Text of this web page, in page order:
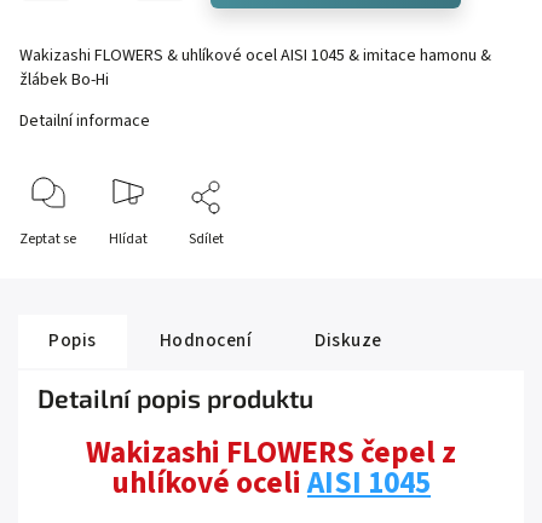
Wakizashi FLOWERS & uhlíkové ocel AISI 1045 & imitace hamonu &
žlábek Bo-Hi
Detailní informace
Zeptat se Hlídat Sdílet
Popis Hodnocení Diskuze
Detailní popis produktu
Wakizashi FLOWERS čepel z
uhlíkové oceliAISI 1045